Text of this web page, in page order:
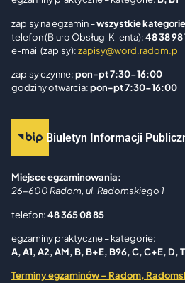
zapisy na egzamin –wszystkie kategorie
telefon (Biuro Obsługi Klienta):48 38 98
e-mail (zapisy):zapisy@word.radom.pl
zapisy czynne:pon-pt 7:30-16:00
godziny otwarcia:pon-pt 7:30-16:00
Biuletyn Informacji
Miejsce egzaminowania:
26-600 Radom, ul. Radomskiego 1
telefon:48 365 08 85
egzaminy praktyczne – kategorie:
A, A1, A2, AM, B, B+E, B96, C, C+E, D, T
Terminy egzaminów – Radom,